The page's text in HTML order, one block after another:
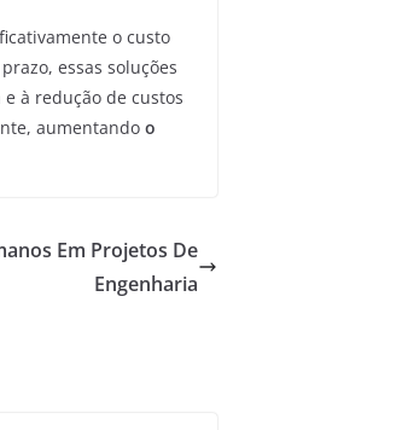
o custo
essas soluções
à redução de custos
aumentando o
Em Projetos De
Engenharia